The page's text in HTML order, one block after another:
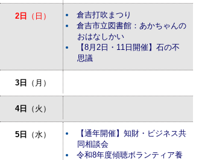
2日 （日）
倉吉打吹まつり
倉吉市立図書館：あかちゃんの
おはなしかい
【8月2日・11日開催】石の不
思議
3日 （月）
4日 （火）
5日 （水）
【通年開催】知財・ビジネス共
同相談会
令和8年度傾聴ボランティア養